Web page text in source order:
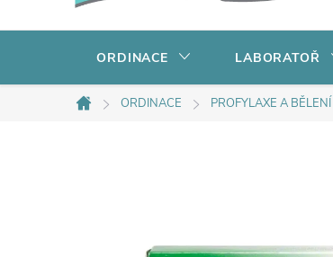
ORDINACE LABORATOŘ
Domů
ORDINACE PROFYLAXE A BĚLENÍ